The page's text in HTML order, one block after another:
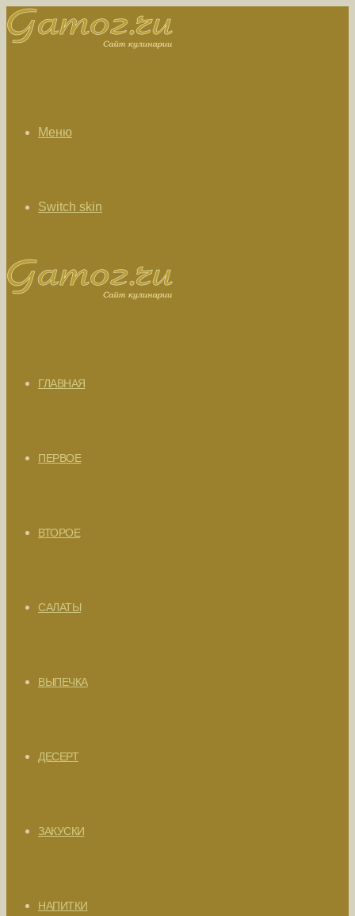
Меню
Switch skin
ГЛАВНАЯ
ПЕРВОЕ
ВТОРОЕ
САЛАТЫ
ВЫПЕЧКА
ДЕСЕРТ
ЗАКУСКИ
НАПИТКИ